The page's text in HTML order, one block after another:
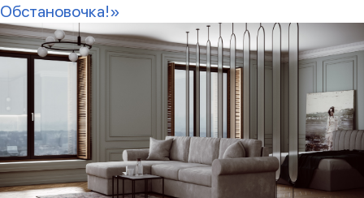
Обстановочка!»